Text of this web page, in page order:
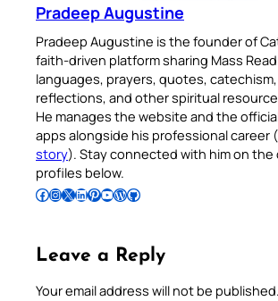
Pradeep Augustine
Pradeep Augustine is the founder of
faith-driven platform sharing Mass
languages, prayers, quotes, catechism,
reflections, and other spiritual
He manages the website and the
apps alongside his professional career (
story). Stay connected with him on the
profiles below.
Follow Pradeep on Facebook Follow Pradeep on InstagramFollow Pradeep on X Follow Pradeep on LinkedIn Follow Pradeep on Pinterest Subscribe to Pradeep’s Youtube Channel Follow Pradeep on WordPress Follow Pradeep on GitHub
Leave a Reply
Your email address will not be published.